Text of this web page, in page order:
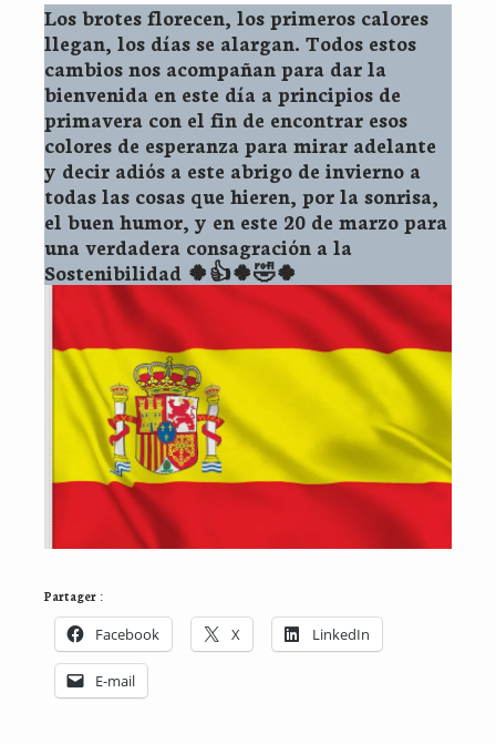
Los brotes florecen, los primeros calores
llegan, los días se alargan. Todos estos
cambios nos acompañan para dar la
bienvenida en este día a principios de
primavera con el fin de encontrar esos
colores de esperanza para mirar adelante
y decir adiós a este abrigo de invierno a
todas las cosas que hieren, por la sonrisa,
el buen humor, y en este 20 de marzo para
una verdadera consagración a la
Sostenibilidad 🍀👍🍀🤣🍀
Partager :
Facebook X LinkedIn
E-mail